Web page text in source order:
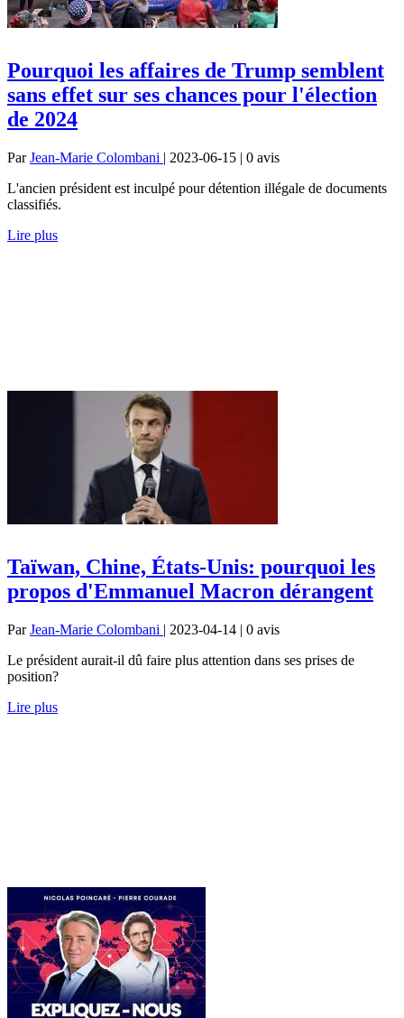
Pourquoi les affaires de Trump semblent
sans effet sur ses chances pour l'élection
de 2024
ParJean-Marie Colombani | 2023-06-15 | 0 avis
L'ancien président est inculpé pour détention illégale de documents
classifiés.
Lire plus
Taïwan, Chine, États-Unis: pourquoi les
propos d'Emmanuel Macron dérangent
ParJean-Marie Colombani | 2023-04-14 | 0 avis
Le président aurait-il dû faire plus attention dans ses prises de
position?
Lire plus